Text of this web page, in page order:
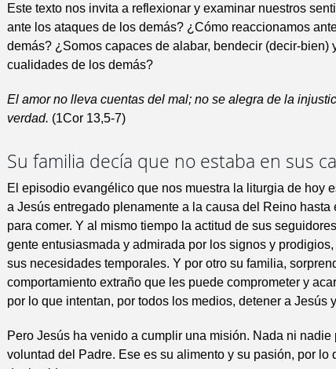
Este texto nos invita a reflexionar y examinar nuestros
ante los ataques de los demás? ¿Cómo reaccionamos
demás? ¿Somos capaces de alabar, bendecir (decir-bien)
cualidades de los demás?
El amor no lleva cuentas del mal; no se alegra de la
verdad. (1Cor 13,5-7)
Su familia decía que no estaba en sus
El episodio evangélico que nos muestra la liturgia de hoy
a Jesús entregado plenamente a la causa del Reino hasta
para comer. Y al mismo tiempo la actitud de sus
gente entusiasmada y admirada por los signos y
sus necesidades temporales. Y por otro su familia,
comportamiento extraño que les puede comprometer y
por lo que intentan, por todos los medios, detener a Jesús
Pero Jesús ha venido a cumplir una misión. Nada ni
voluntad del Padre. Ese es su alimento y su pasión, por lo